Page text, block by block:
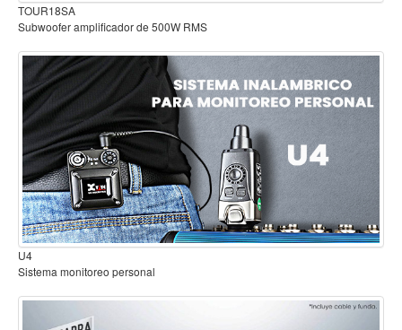
Saxofon
Trompeta
Tuba
Otros instrumentos de viento
Cañuelas
Mantenimiento y cuidado
Fajas y soportes
Fundas y estuches
Percusión